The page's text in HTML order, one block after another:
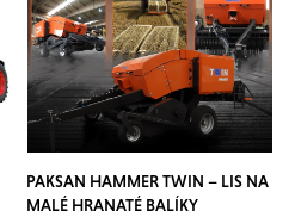
PAKSAN HAMMER TWIN – LIS NA
MALÉ HRANATÉ BALÍKY